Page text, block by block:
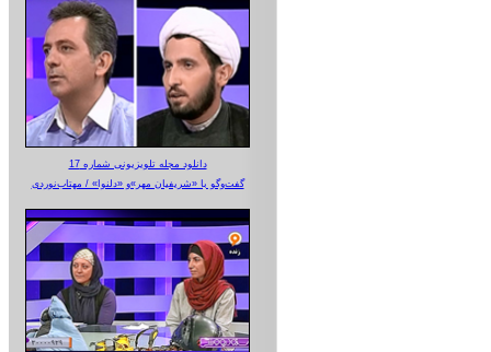
دانلود مجله تلویزیونی شماره 17
گفت‌وگو با «شریفیان مهر»‌و «دلنوا» / مهتاب‌نوردی